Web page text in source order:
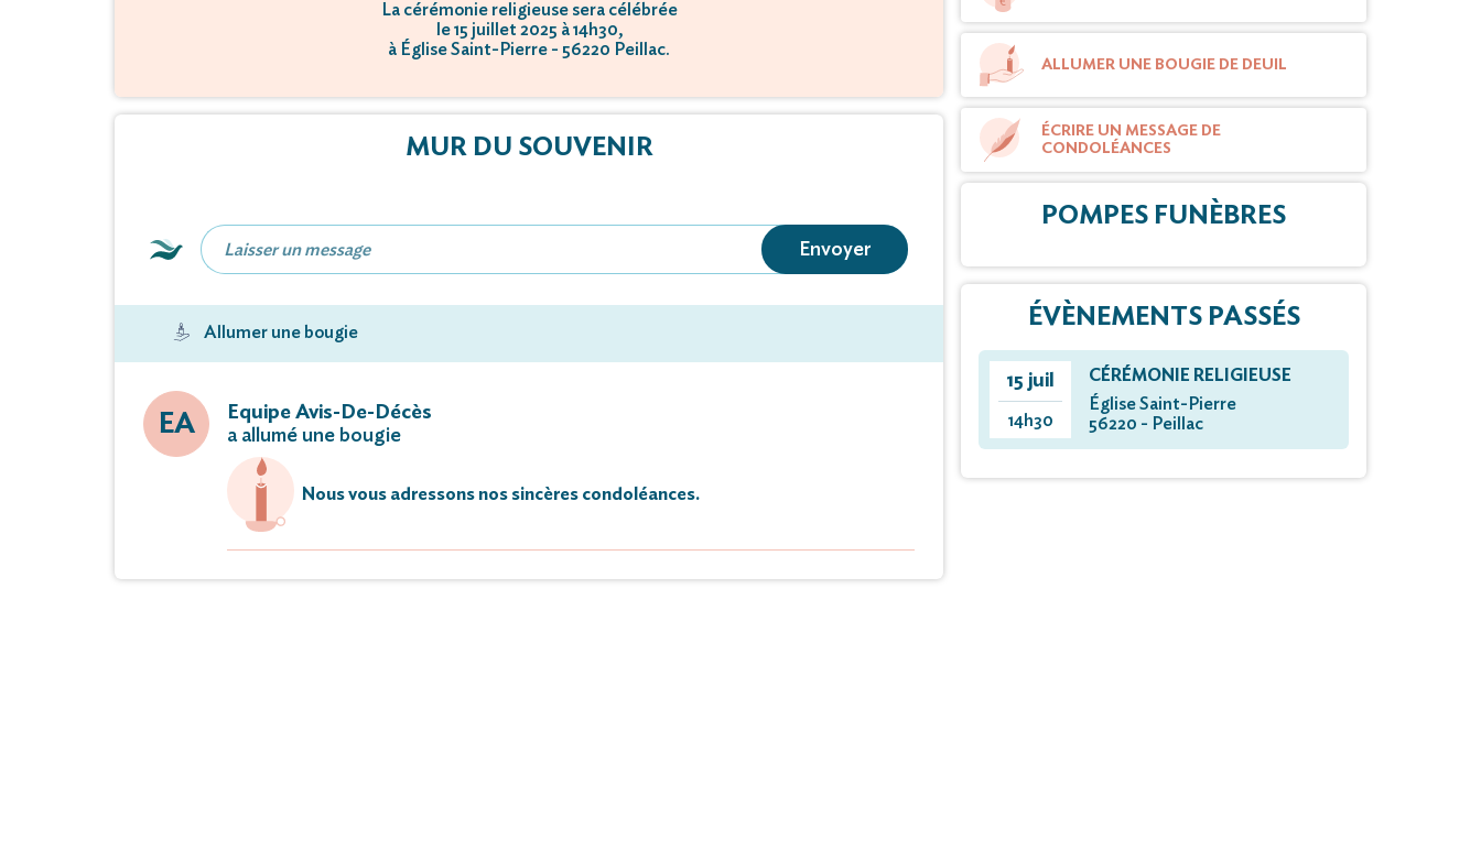
La cérémonie religieuse sera célébrée
le 15 juillet 2025 à 14h30,
à Église Saint-Pierre - 56220 Peillac.
MUR DU SOUVENIR
Envoyer
Allumer une bougie
EA
Equipe Avis-De-Décès
a allumé une bougie
Nous vous adressons nos sincères condoléances.
ALLUMER UNE BOUGIE DE DEUIL
ÉCRIRE UN MESSAGE DE
CONDOLÉANCES
POMPES FUNÈBRES
ÉVÈNEMENTS PASSÉS
15 juil
14h30
CÉRÉMONIE RELIGIEUSE
Église Saint-Pierre
56220 - Peillac